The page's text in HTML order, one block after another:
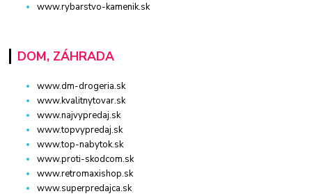
www.rybarstvo-kamenik.sk
DOM, ZÁHRADA
www.dm-drogeria.sk
www.kvalitnytovar.sk
www.najvypredaj.sk
www.topvypredaj.sk
www.top-nabytok.sk
www.proti-skodcom.sk
www.retromaxishop.sk
www.superpredajca.sk